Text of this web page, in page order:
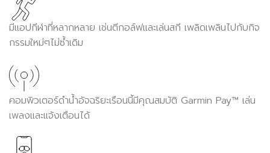
มีแอปกีฬาที่หลากหลาย เช่นตีกอล์ฟและเล่นสกี เพลิดเพลินไปกับกิจ
กรรมใหม่ๆไม่ซ้ำเดิม
คอมพิวเตอร์ดำน้ำอัจฉริยะเรือนนี้มีคุณสมบัติ Garmin Pay™ เล่น
เพลงและแจ้งเตือนได้